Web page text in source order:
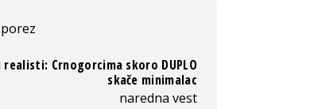
porez
Crnogorcima skoro DUPLO
skače minimalac
naredna vest